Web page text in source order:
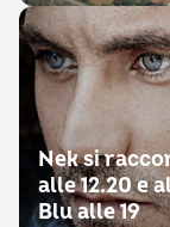
Nek si
alle 12.20 e
Blu alle 19